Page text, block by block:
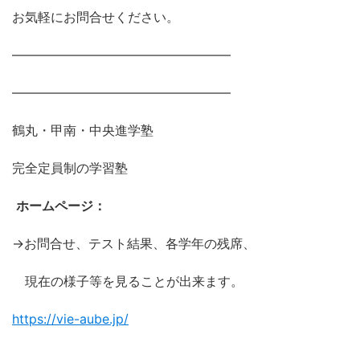
お気軽にお問合せください。
―――――――――――――――――
―――――――――――――――――
鶴丸・甲南・中央進学塾
完全定員制の学習塾
ホームページ：
→お問合せ、テスト結果、各学年の残席、
現在の様子等を見ることが出来ます。
https://vie-aube.jp/